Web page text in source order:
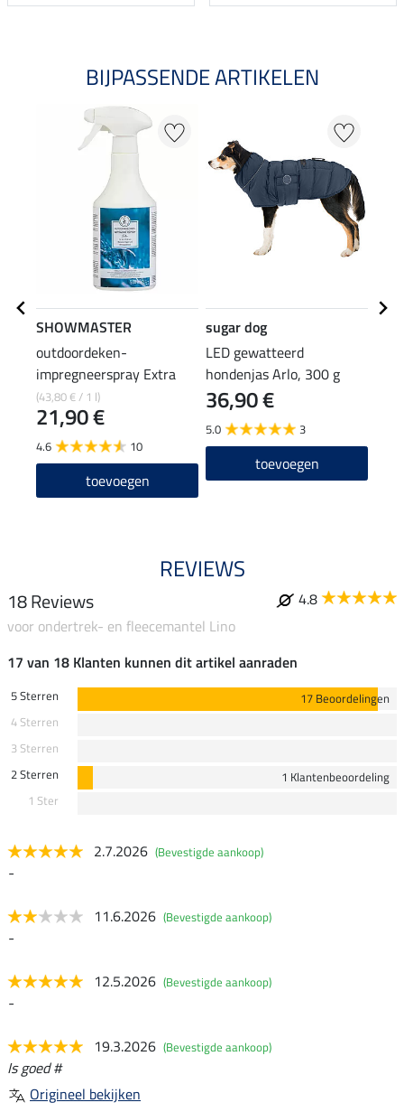
BIJPASSENDE ARTIKELEN
SHOWMASTER
outdoordeken-
impregneerspray Extra
(43,80 € / 1 l)
21,90 €
4.6 10
toevoegen
sugar dog
LED gewatteerd
hondenjas Arlo, 300 g
36,90 €
5.0 3
toevoegen
REVIEWS
18 Reviews
4.8
voor ondertrek- en fleecemantel Lino
17 van 18 Klanten kunnen dit artikel aanraden
5 Sterren
17 Beoordelingen
4 Sterren
3 Sterren
2 Sterren
1 Klantenbeoordeling
1 Ster
2.7.2026 (Bevestigde aankoop)
-
11.6.2026 (Bevestigde aankoop)
-
12.5.2026 (Bevestigde aankoop)
-
19.3.2026 (Bevestigde aankoop)
Is goed #
Origineel bekijken